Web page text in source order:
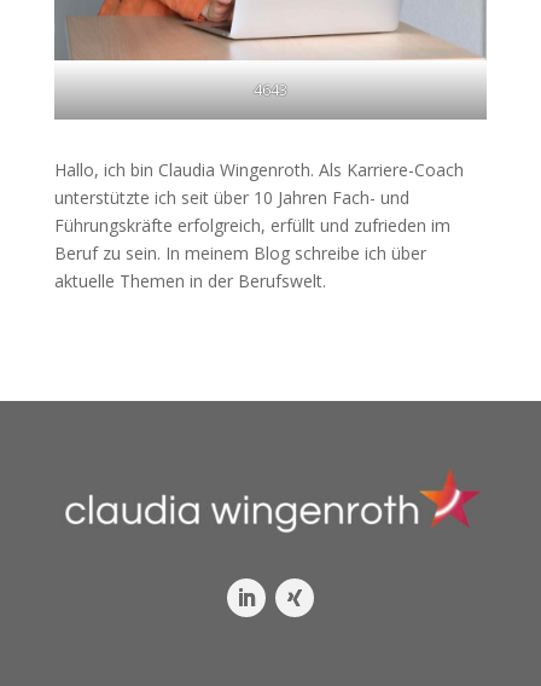
4643
Hallo, ich bin Claudia Wingenroth. Als Karriere-Coach
unterstützte ich seit über 10 Jahren Fach- und
Führungskräfte erfolgreich, erfüllt und zufrieden im
Beruf zu sein. In meinem Blog schreibe ich über
aktuelle Themen in der Berufswelt.